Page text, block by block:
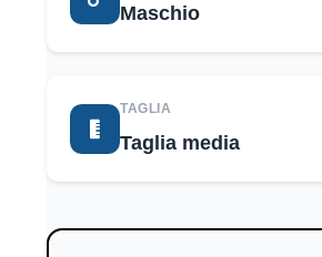
Maschio
TAGLIA
Taglia media